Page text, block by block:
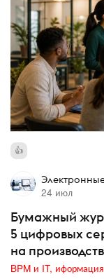
24 июл
Бумажный
5 цифровых
на
BPM и IT,